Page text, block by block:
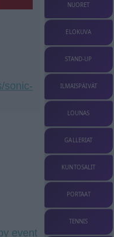
sonic-
event
NUORET
ELOKUVA
STAND-UP
ILMAISPÄIVÄT
LOUNAS
GALLERIAT
KUNTOSALIT
PORTAAT
TENNIS